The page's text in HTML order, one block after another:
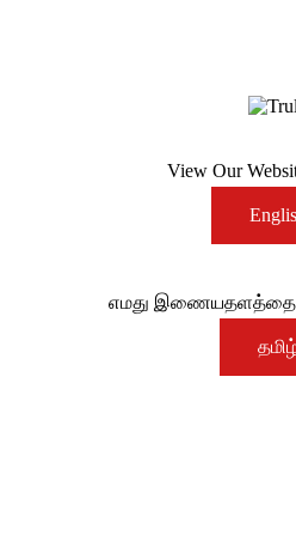
View Our
எமது இணையதளத்தை